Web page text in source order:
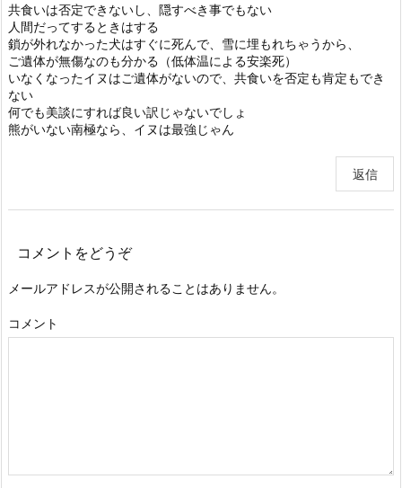
共食いは否定できないし、隠すべき事でもない
人間だってするときはする
鎖が外れなかった犬はすぐに死んで、雪に埋もれちゃうから、
ご遺体が無傷なのも分かる（低体温による安楽死）
いなくなったイヌはご遺体がないので、共食いを否定も肯定もでき
ない
何でも美談にすれば良い訳じゃないでしょ
熊がいない南極なら、イヌは最強じゃん
返信
コメントをどうぞ
メールアドレスが公開されることはありません。
コメント